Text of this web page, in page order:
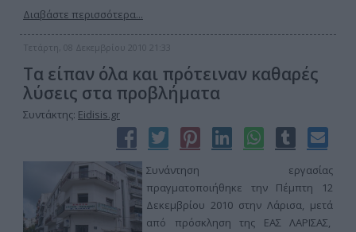
Διαβάστε περισσότερα...
Τετάρτη, 08 Δεκεμβρίου 2010 21:33
Τα είπαν όλα και πρότειναν καθαρές
λύσεις στα προβλήματα
Συντάκτης: Eidisis.gr
Συνάντηση εργασίας
πραγματοποιήθηκε την Πέμπτη 12
Δεκεμβρίου 2010 στην Λάρισα, μετά
από πρόσκληση της ΕΑΣ ΛΑΡΙΣΑΣ,